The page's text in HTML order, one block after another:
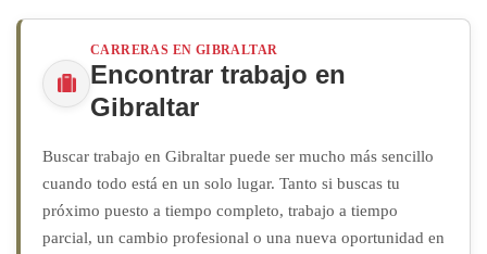
CARRERAS EN GIBRALTAR
Encontrar trabajo en
Gibraltar
Buscar trabajo en Gibraltar puede ser mucho más sencillo
cuando todo está en un solo lugar. Tanto si buscas tu
próximo puesto a tiempo completo, trabajo a tiempo
parcial, un cambio profesional o una nueva oportunidad en